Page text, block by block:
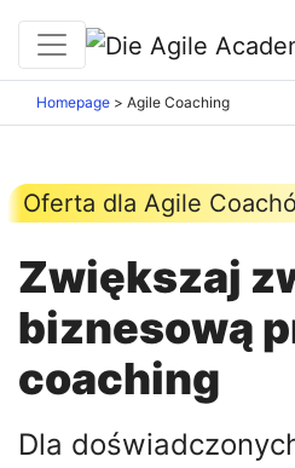
Homepage > Agile Coaching
Oferta dla Agile
Zwiększaj
biznesową
coaching
Dla